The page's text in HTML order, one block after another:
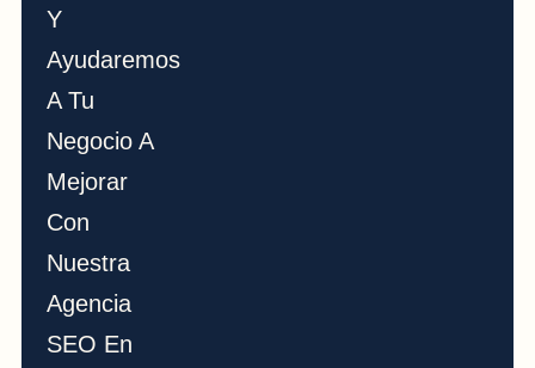
Y
Ayudaremos
A Tu
Negocio A
Mejorar
Con
Nuestra
Agencia
SEO En